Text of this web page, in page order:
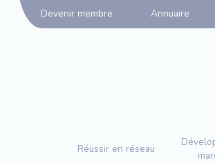
Devenir membre Annuaire
Réussir en réseau
Panneau de gestion des cookies